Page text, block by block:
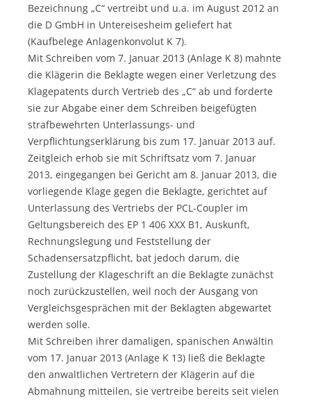
Bezeichnung „C“ vertreibt und u.a. im August 2012 an
die D GmbH in Untereisesheim geliefert hat
(Kaufbelege Anlagenkonvolut K 7).
Mit Schreiben vom 7. Januar 2013 (Anlage K 8) mahnte
die Klägerin die Beklagte wegen einer Verletzung des
Klagepatents durch Vertrieb des „C“ ab und forderte
sie zur Abgabe einer dem Schreiben beigefügten
strafbewehrten Unterlassungs- und
Verpflichtungserklärung bis zum 17. Januar 2013 auf.
Zeitgleich erhob sie mit Schriftsatz vom 7. Januar
2013, eingegangen bei Gericht am 8. Januar 2013, die
vorliegende Klage gegen die Beklagte, gerichtet auf
Unterlassung des Vertriebs der PCL-Coupler im
Geltungsbereich des EP 1 406 XXX B1, Auskunft,
Rechnungslegung und Feststellung der
Schadensersatzpflicht, bat jedoch darum, die
Zustellung der Klageschrift an die Beklagte zunächst
noch zurückzustellen, weil noch der Ausgang von
Vergleichsgesprächen mit der Beklagten abgewartet
werden solle.
Mit Schreiben ihrer damaligen, spanischen Anwältin
vom 17. Januar 2013 (Anlage K 13) ließ die Beklagte
den anwaltlichen Vertretern der Klägerin auf die
Abmahnung mitteilen, sie vertreibe bereits seit vielen